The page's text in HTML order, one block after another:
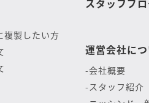
複製したい方
運営会社に
会社概要
スタッフ紹介